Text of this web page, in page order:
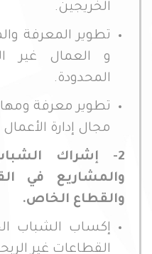
الخريجين.
تطوير المعرفة
و العمال غير
المحدودة.
تطوير معرفة
مجال إدارة
2- إشراك
والمشاريع في
والقطاع الخاص.
إكساب الشباب
القطاعات غير